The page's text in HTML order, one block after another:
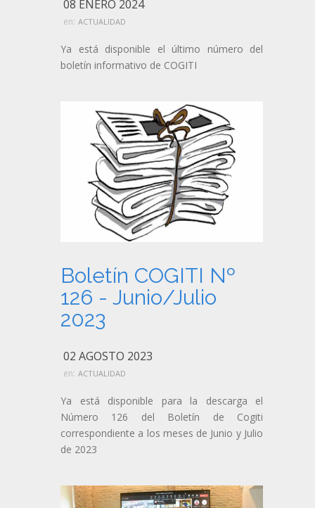
08 ENERO 2024
en: ACTUALIDAD
Ya está disponible el último número del
boletín informativo de COGITI
Boletín COGITI Nº
126 - Junio/Julio
2023
02 AGOSTO 2023
en: ACTUALIDAD
Ya está disponible para la descarga el
Número 126 del Boletín de Cogiti
correspondiente a los meses de Junio y Julio
de 2023